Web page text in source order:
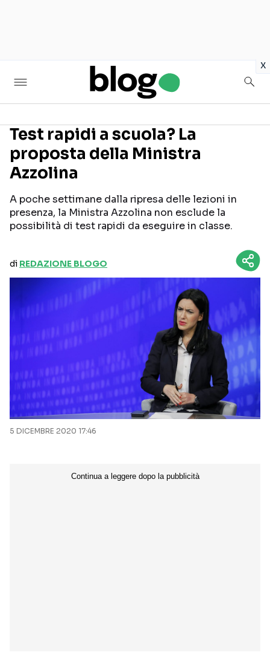
x
Seguici sui social
Test rapidi a scuola? La
proposta della Ministra
Azzolina
A poche settimane dalla ripresa delle lezioni in
presenza, la Ministra Azzolina non esclude la
possibilità di test rapidi da eseguire in classe.
di REDAZIONE BLOGO
5 DICEMBRE 2020 17:46